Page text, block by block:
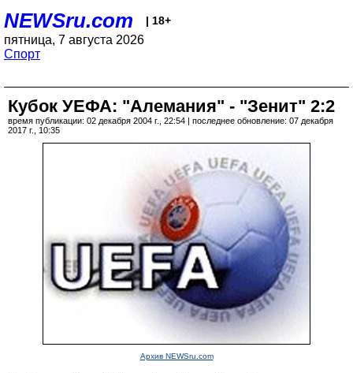
NEWSru.com | 18+
пятница, 7 августа 2026
Спорт
Кубок УЕФА: "Алемания" - "Зенит" 2:2
время публикации: 02 декабря 2004 г., 22:54 | последнее обновление: 07 декабря
2017 г., 10:35
Архив NEWSru.com